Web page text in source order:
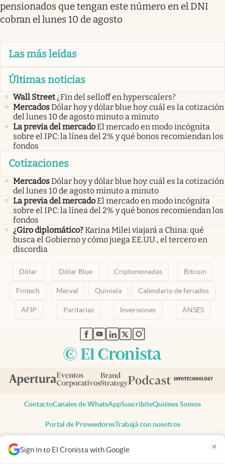
Sign in to El Cronista with Google ×
pensionados que tengan este número en el DNI
cobran el lunes 10 de agosto
Las más leídas
Últimas noticias
Wall Street¿Fin del selloff en hyperscalers?
MercadosDólar hoy y dólar blue hoy: cuál es la cotización
del lunes 10 de agosto minuto a minuto
La previa del mercadoEl mercado en modo incógnita
sobre el IPC: la línea del 2% y qué bonos recomiendan los
fondos
Cotizaciones
MercadosDólar hoy y dólar blue hoy: cuál es la cotización
del lunes 10 de agosto minuto a minuto
La previa del mercadoEl mercado en modo incógnita
sobre el IPC: la línea del 2% y qué bonos recomiendan los
fondos
¿Giro diplomático?Karina Milei viajará a China: qué
busca el Gobierno y cómo juega EE.UU., el tercero en
discordia
Dólar Dólar Blue Criptomonedas Bitcoin
Fintech Merval Quiniela Calendario de feriados
AFIP Paritarias Inversiones ANSES
abre en nueva pestaña
abre en nueva pestaña
abre en nueva pestaña
abre en nueva pestaña
abre en nueva pestaña
ContactoCanales de WhatsAppSuscribiteQuiénes Somos
Portal de ProveedoresTrabajá con nosotros
Todos los derechos reservados